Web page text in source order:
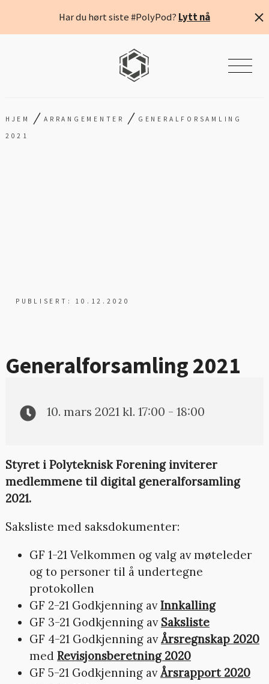
Har du hørt siste #PolyPod? Lytt nå
HJEM /ARRANGEMENTER / GENERALFORSAMLING
2021
PUBLISERT: 10.12.2020
Generalforsamling 2021
10. mars 2021 kl. 17:00 - 18:00
Styret i Polyteknisk Forening inviterer
medlemmene til digital generalforsamling
2021.
Saksliste med saksdokumenter:
GF 1-21 Velkommen og valg av møteleder
og to personer til å undertegne
protokollen
GF 2-21 Godkjenning avInnkalling
GF 3-21 Godkjenning av Saksliste
GF 4-21 Godkjenning avÅrsregnskap 2020
med Revisjonsberetning 2020
GF 5-21 Godkjenning avÅrsrapport 2020